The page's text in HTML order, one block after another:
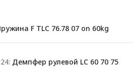
F TLC 76.78 07 on 60kg
Демпфер рулевой LC 60 70 75